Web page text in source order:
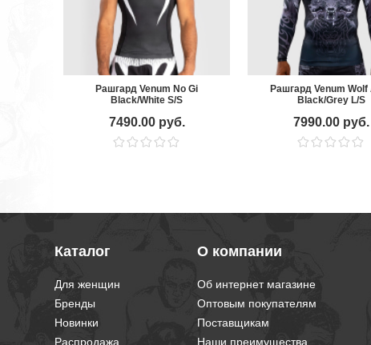
Рашгард Venum No Gi
Black/White S/S
7490.00 руб.
Рашгард Venum Wolf
Black/Grey L/S
7990.00 руб.
Каталог
Для женщин
Бренды
Новинки
Распродажа
О компании
Об интернет магазине
Оптовым покупателям
Поставщикам
Наши преимущества